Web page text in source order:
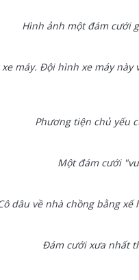
Hình ảnh một đám cưới
máy. Đội hình xe máy
Phương tiện chủ yếu
Một đám cưới
dâu về nhà chồng bằng
Đám cưới xưa nhất